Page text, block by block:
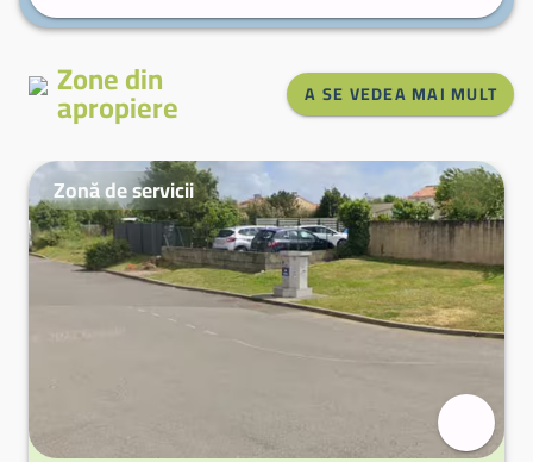
Zone din
apropiere A SE VEDEA MAI MULT
Zonă de servicii